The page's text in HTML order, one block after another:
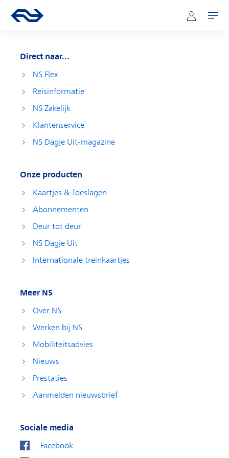
Hoofdnavigatie
Ga naar de homepage van ns.nl Mijn NS
Openen
Direct naar...
NS Flex
Reisinformatie
NS Zakelijk
Klantenservice
NS Dagje Uit-magazine
Onze producten
Kaartjes & Toeslagen
Abonnementen
Deur tot deur
NS Dagje Uit
Internationale treinkaartjes
Meer NS
Over NS
Werken bij NS
Mobiliteitsadvies
Nieuws
Prestaties
Aanmelden nieuwsbrief
Sociale media
Facebook